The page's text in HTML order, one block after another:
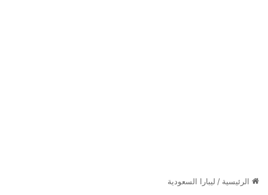
الرئيسية / ليبارا السعودية